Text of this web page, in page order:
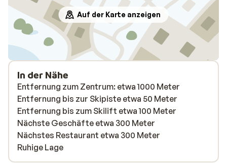
Auf der Karte anzeigen
In der Nähe
Entfernung zum Zentrum: etwa 1000 Meter
Entfernung bis zur Skipiste etwa 50 Meter
Entfernung bis zum Skilift etwa 100 Meter
Nächste Geschäfte etwa 300 Meter
Nächstes Restaurant etwa 300 Meter
Ruhige Lage